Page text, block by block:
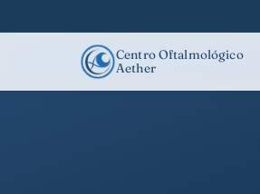
Centro Oftalmológico
Aether